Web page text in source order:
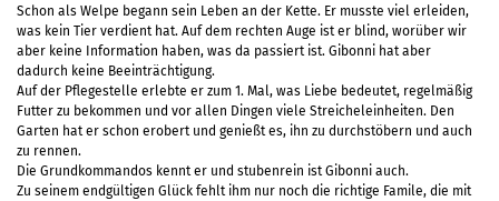
Schon als Welpe begann sein Leben an der Kette. Er musste viel erleiden,
was kein Tier verdient hat. Auf dem rechten Auge ist er blind, worüber wir
aber keine Information haben, was da passiert ist. Gibonni hat aber
dadurch keine Beeinträchtigung.
Auf der Pflegestelle erlebte er zum 1. Mal, was Liebe bedeutet, regelmäßig
Futter zu bekommen und vor allen Dingen viele Streicheleinheiten. Den
Garten hat er schon erobert und genießt es, ihn zu durchstöbern und auch
zu rennen.
Die Grundkommandos kennt er und stubenrein ist Gibonni auch.
Zu seinem endgültigen Glück fehlt ihm nur noch die richtige Famile, die mit